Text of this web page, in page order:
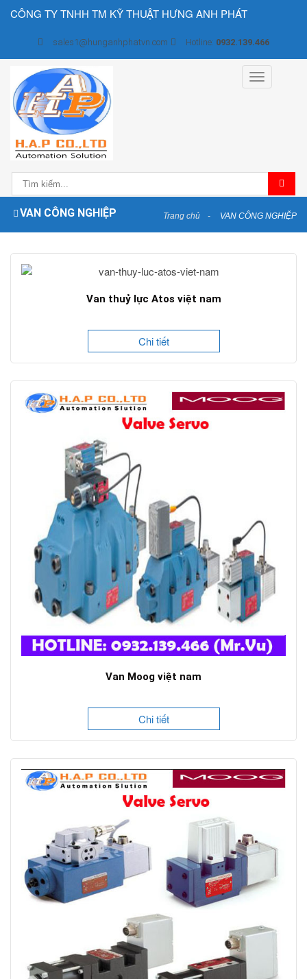
CÔNG TY TNHH TM KỸ THUẬT HƯNG ANH PHÁT
sales1@hunganhphatvn.com Hotline: 0932.139.466
Toggle
navigation
VAN CÔNG NGHIỆP Trang chủ VAN CÔNG NGHIỆP
Van thuỷ lực Atos việt nam
Chi tiết
Van Moog việt nam
Chi tiết